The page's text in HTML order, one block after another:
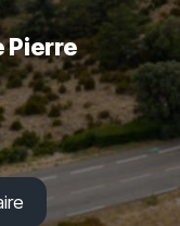
Pierre